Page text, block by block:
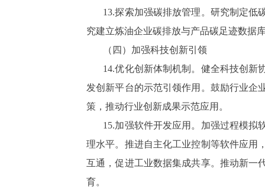
13.探索加强碳排放管理。研究制定低
究建立炼油企业碳排放与产品碳足迹数据
（四）加强科技创新引领
14.优化创新体制机制。健全科技创新
发创新平台的示范引领作用。鼓励行业企
策，推动行业创新成果示范应用。
15.加强软件开发应用。加强过程模拟
理水平。推进自主化工业控制等软件应用
互通，促进工业数据集成共享。推动新一
育。